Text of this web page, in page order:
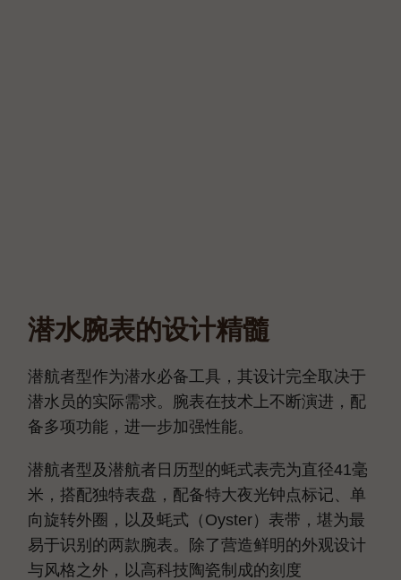
潜水腕表的设计精髓
潜航者型作为潜水必备工具，其设计完全取决于
潜水员的实际需求。腕表在技术上不断演进，配
备多项功能，进一步加强性能。
潜航者型及潜航者日历型的蚝式表壳为直径41毫
米，搭配独特表盘，配备特大夜光钟点标记、单
向旋转外圈，以及蚝式（Oyster）表带，堪为最
易于识别的两款腕表。除了营造鲜明的外观设计
与风格之外，以高科技陶瓷制成的刻度